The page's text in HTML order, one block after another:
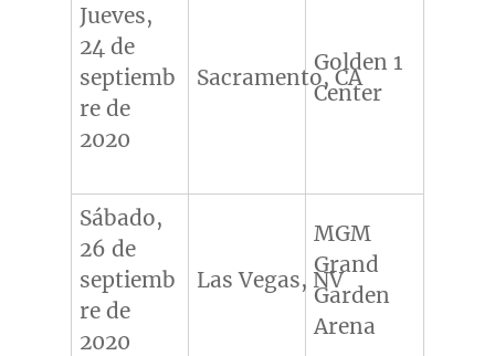
Jueves,
24 de
septiemb
re de
2020
Sacramento, CA
Golden 1
Center
Sábado,
26 de
septiemb
re de
2020
Las Vegas, NV
MGM
Grand
Garden
Arena